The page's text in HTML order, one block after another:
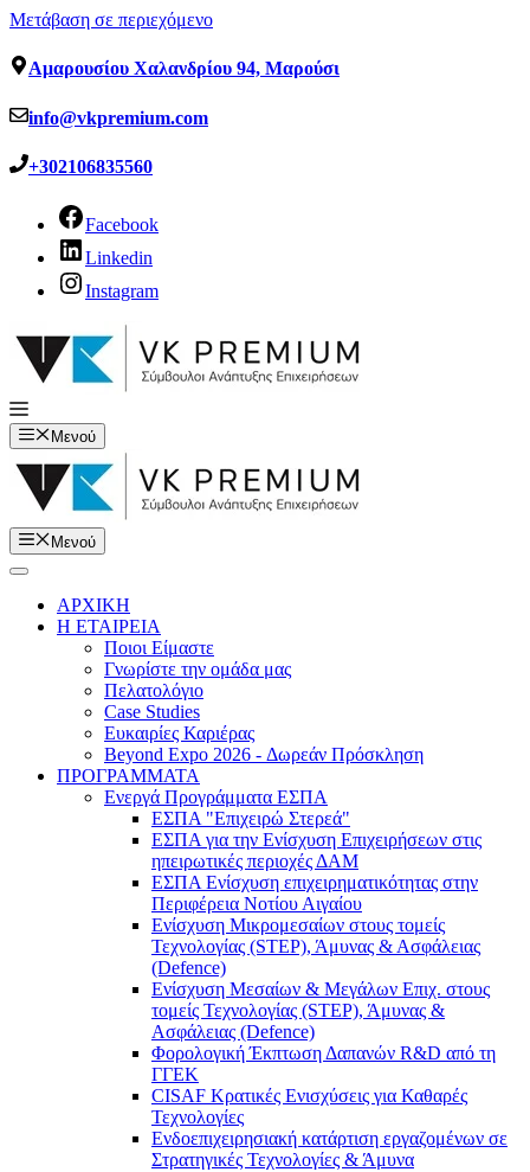
Μετάβαση σε περιεχόμενο
Αμαρουσίου Χαλανδρίου 94, Μαρούσι
info@vkpremium.com
+302106835560
Facebook
Linkedin
Instagram
Μενού
Μενού
ΑΡΧΙΚΗ
Η ΕΤΑΙΡΕΙΑ
Ποιοι Είμαστε
Γνωρίστε την ομάδα μας
Πελατολόγιο
Case Studies
Ευκαιρίες Καριέρας
Beyond Expo 2026 - Δωρεάν Πρόσκληση
ΠΡΟΓΡΑΜΜΑΤΑ
Ενεργά Προγράμματα ΕΣΠΑ
ΕΣΠΑ "Επιχειρώ Στερεά"
ΕΣΠΑ για την Ενίσχυση Επιχειρήσεων στις
ηπειρωτικές περιοχές ΔΑΜ
ΕΣΠΑ Ενίσχυση επιχειρηματικότητας στην
Περιφέρεια Νοτίου Αιγαίου
Ενίσχυση Μικρομεσαίων στους τομείς
Τεχνολογίας (STEP), Άμυνας & Ασφάλειας
(Defence)
Ενίσχυση Μεσαίων & Μεγάλων Επιχ. στους
τομείς Τεχνολογίας (STEP), Άμυνας &
Ασφάλειας (Defence)
Φορολογική Έκπτωση Δαπανών R&D από τη
ΓΓΕΚ
CISAF Κρατικές Ενισχύσεις για Καθαρές
Τεχνολογίες
Ενδοεπιχειρησιακή κατάρτιση εργαζομένων σε
Στρατηγικές Τεχνολογίες & Άμυνα